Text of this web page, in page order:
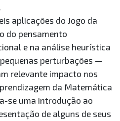
aplicações do Jogo da
do pensamento
e na análise heurística
perturbações —
relevante impacto nos
da Matemática
se uma introdução ao
de alguns de seus